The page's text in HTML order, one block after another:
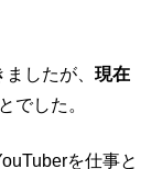
したが、 現在
でした。
を仕事と